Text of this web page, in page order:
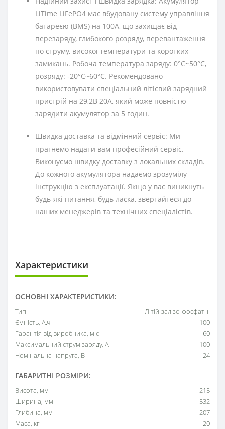
LiTime LiFePO4 має вбудовану систему управління
батареєю (BMS) на 100A, що захищає від
перезаряду, глибокого розряду, перевантаження
по струму, високої температури та коротких
замикань. Робоча температура заряду: 0°C~50°C,
розряду: -20°C~60°C. Рекомендовано
використовувати спеціальний літієвий зарядний
пристрій на 29,2В 20А, який може повністю
зарядити акумулятор за 5 годин.
Швидка доставка та відмінний сервіс: Ми
прагнемо надати вам професійний сервіс.
Виконуємо швидку доставку з локальних складів.
До кожного акумулятора надаємо зрозумілу
інструкцію з експлуатації. Якщо у вас виникнуть
будь-які питання, будь ласка, звертайтеся до
наших менеджерів та технічних спеціалістів.
Характеристики
ОСНОВНІ ХАРАКТЕРИСТИКИ:
Тип
Літій-залізо-фосфатні
Ємність, А.ч
100
Гарантія від виробника, міс
60
Максимальний струм заряду, А
100
Номінальна напруга, В
24
ГАБАРИТНІ РОЗМІРИ:
Висота, мм
215
Ширина, мм
532
Глибина, мм
207
Маса, кг
20